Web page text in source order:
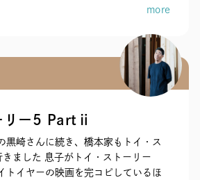
more
リー5 Partⅱ
黒崎さんに続き、橋本家もトイ・ス
きました 息子がトイ・ストーリー
トイヤーの映画を完コピしているほ